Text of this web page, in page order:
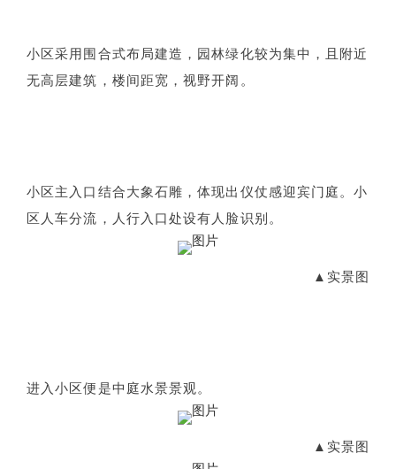
小区采用围合式布局建造，园林绿化较为集中，且附近
无高层建筑，楼间距宽，视野开阔。
小区主入口结合大象石雕，体现出仪仗感迎宾门庭。小
区人车分流，人行入口处设有人脸识别。
▲实景图
进入小区便是中庭水景景观。
▲实景图